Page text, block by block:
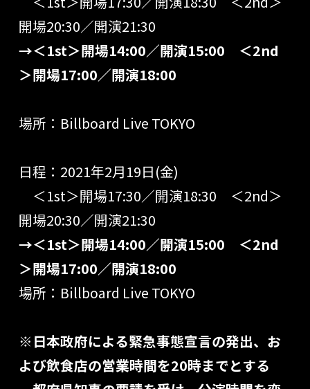
開場20:30／開演21:30
→＜1st＞開場14:00／開演15:00 ＜2nd
＞開場17:00／開演18:00
場所：Billboard Live TOKYO
日程：2021年2月19日(金)
＜1st＞開場17:30／開演18:30 ＜2nd＞
開場20:30／開演21:30
→＜1st＞開場14:00／開演15:00 ＜2nd
＞開場17:00／開演18:00
場所：Billboard Live TOKYO
※日本政府による緊急事態宣言の発出、お
よび飲食店の営業時間を20時までとする